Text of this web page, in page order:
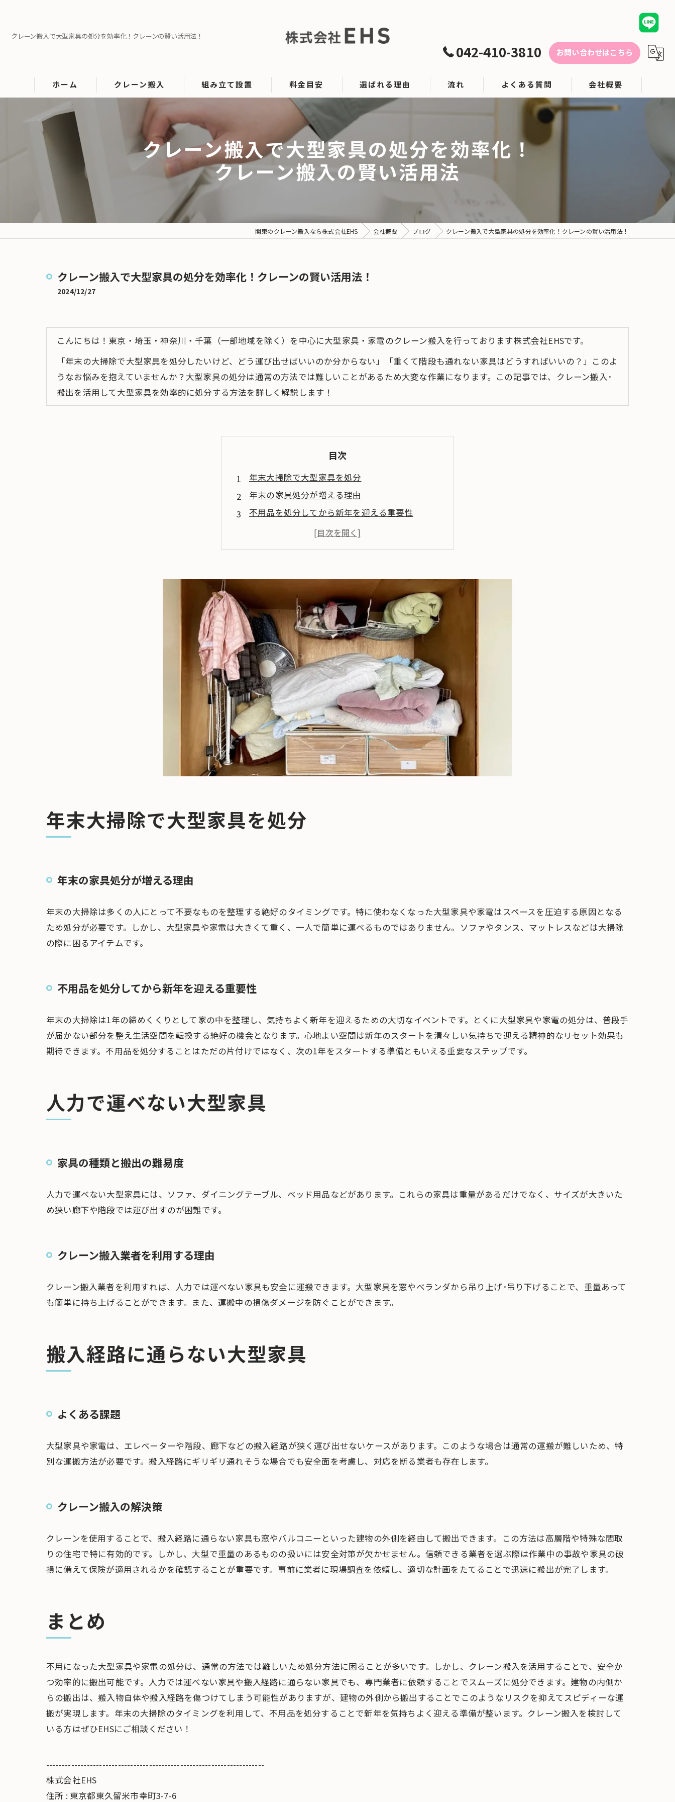
クレーン搬入で大型家具の処分を効率化！クレーンの賢い活用法！
042-410-3810 お問い合わせはこちら
ホーム クレーン搬入
マットレス搬入
ドラム式洗濯機の搬入
マッサージチェアの搬入
組み立て設置
大型家電設置
料金目安 選ばれる理由 流れ よくある質問 会社概要
クレーン搬入で大型家具の処分を効率化！
クレーン搬入の賢い活用法
関東のクレーン搬入なら株式会社EHS 会社概要 ブログ クレーン搬入で大型家具の処分を効率化！クレーンの賢い活用法！
クレーン搬入で大型家具の処分を効率化！クレーンの賢い活用法！
2024/12/27
こんにちは！東京・埼玉・神奈川・千葉（一部地域を除く）を中心に大型家具・家電のクレーン搬入を行っております株式会社EHSです。
「年末の大掃除で大型家具を処分したいけど、どう運び出せばいいのか分からない」「重くて階段も通れない家具はどうすればいいの？」このよ
うなお悩みを抱えていませんか？大型家具の処分は通常の方法では難しいことがあるため大変な作業になります。この記事では、クレーン搬入･
搬出を活用して大型家具を効率的に処分する方法を詳しく解説します！
目次
年末大掃除で大型家具を処分
年末の家具処分が増える理由
不用品を処分してから新年を迎える重要性
人力で運べない大型家具
家具の種類と搬出の難易度
搬入経路に通らない大型家具
よくある課題
クレーン搬入の解決策
まとめ
年末大掃除で大型家具を処分
年末の家具処分が増える理由
年末の大掃除は多くの人にとって不要なものを整理する絶好のタイミングです。特に使わなくなった大型家具や家電はスペースを圧迫する原因となる
ため処分が必要です。しかし、大型家具や家電は大きくて重く、一人で簡単に運べるものではありません。ソファやタンス、マットレスなどは大掃除
の際に困るアイテムです。
不用品を処分してから新年を迎える重要性
年末の大掃除は1年の締めくくりとして家の中を整理し、気持ちよく新年を迎えるための大切なイベントです。とくに大型家具や家電の処分は、普段手
が届かない部分を整え生活空間を転換する絶好の機会となります。心地よい空間は新年のスタートを清々しい気持ちで迎える精神的なリセット効果も
期待できます。不用品を処分することはただの片付けではなく、次の1年をスタートする準備ともいえる重要なステップです。
人力で運べない大型家具
家具の種類と搬出の難易度
人力で運べない大型家具には、ソファ、ダイニングテーブル、ベッド用品などがあります。これらの家具は重量があるだけでなく、サイズが大きいた
め狭い廊下や階段では運び出すのが困難です。
クレーン搬入業者を利用する理由
クレーン搬入業者を利用すれば、人力では運べない家具も安全に運搬できます。大型家具を窓やベランダから吊り上げ･吊り下げることで、重量あって
も簡単に持ち上げることができます。また、運搬中の損傷ダメージを防ぐことができます。
搬入経路に通らない大型家具
よくある課題
大型家具や家電は、エレベーターや階段、廊下などの搬入経路が狭く運び出せないケースがあります。このような場合は通常の運搬が難しいため、特
別な運搬方法が必要です。搬入経路にギリギリ通れそうな場合でも安全面を考慮し、対応を断る業者も存在します。
クレーン搬入の解決策
クレーンを使用することで、搬入経路に通らない家具も窓やバルコニーといった建物の外側を経由して搬出できます。この方法は高層階や特殊な間取
りの住宅で特に有効的です。しかし、大型で重量のあるものの扱いには安全対策が欠かせません。信頼できる業者を選ぶ際は作業中の事故や家具の破
損に備えて保険が適用されるかを確認することが重要です。事前に業者に現場調査を依頼し、適切な計画をたてることで迅速に搬出が完了します。
まとめ
不用になった大型家具や家電の処分は、通常の方法では難しいため処分方法に困ることが多いです。しかし、クレーン搬入を活用することで、安全か
つ効率的に搬出可能です。人力では運べない家具や搬入経路に通らない家具でも、専門業者に依頼することでスムーズに処分できます。建物の内側か
らの搬出は、搬入物自体や搬入経路を傷つけてしまう可能性がありますが、建物の外側から搬出することでこのようなリスクを抑えてスピディーな運
搬が実現します。年末の大掃除のタイミングを利用して、不用品を処分することで新年を気持ちよく迎える準備が整います。クレーン搬入を検討して
いる方はぜひEHSにご相談ください！
----------------------------------------------------------------------
株式会社EHS
住所 : 東京都東久留米市幸町3-7-6